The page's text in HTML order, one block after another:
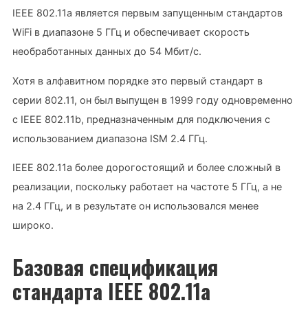
IEEE 802.11a является первым запущенным стандартов
WiFi в диапазоне 5 ГГц и обеспечивает скорость
необработанных данных до 54 Мбит/с.
Хотя в алфавитном порядке это первый стандарт в
серии 802.11, он был выпущен в 1999 году одновременно
с IEEE 802.11b, предназначенным для подключения с
использованием диапазона ISM 2.4 ГГц.
IEEE 802.11a более дорогостоящий и более сложный в
реализации, поскольку работает на частоте 5 ГГц, а не
на 2.4 ГГц, и в результате он использовался менее
широко.
Базовая спецификация
стандарта IEEE 802.11a